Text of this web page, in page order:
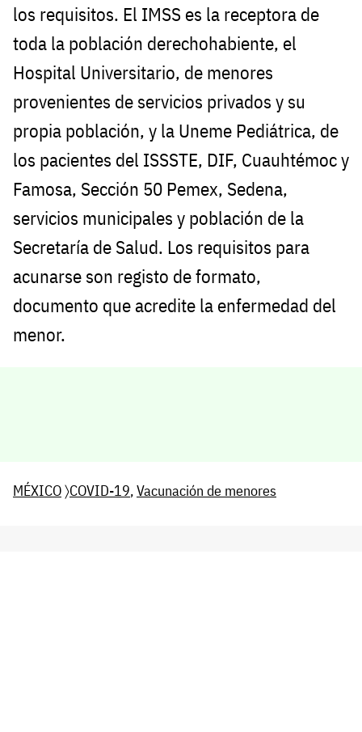
los requisitos. El IMSS es la receptora de
toda la población derechohabiente, el
Hospital Universitario, de menores
provenientes de servicios privados y su
propia población, y la Uneme Pediátrica, de
los pacientes del ISSSTE, DIF, Cuauhtémoc y
Famosa, Sección 50 Pemex, Sedena,
servicios municipales y población de la
Secretaría de Salud. Los requisitos para
acunarse son registo de formato,
documento que acredite la enfermedad del
menor.
MÉXICO〉COVID-19,Vacunación de menores